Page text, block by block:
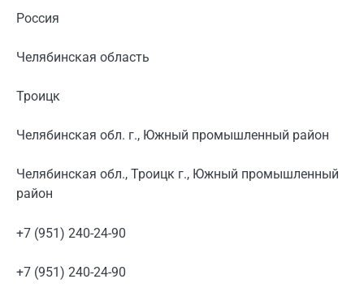
Россия
Челябинская область
Троицк
Челябинская обл. г., Южный промышленный район
Челябинская обл., Троицк г., Южный промышленный
район
+7 (951) 240-24-90
+7 (951) 240-24-90